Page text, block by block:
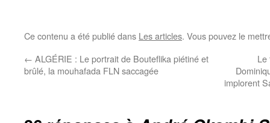
Ce contenu a été publié dans Les articles. Vous pouvez le
← ALGÉRIE : Le portrait de Bouteflika piétiné et
brûlé, la mouhafada FLN saccagée
Le
implorent